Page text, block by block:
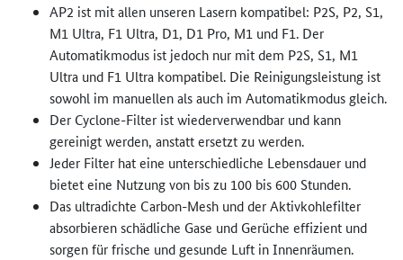
AP2 ist mit allen unseren Lasern kompatibel: P2S, P2, S1,
M1 Ultra, F1 Ultra, D1, D1 Pro, M1 und F1. Der
Automatikmodus ist jedoch nur mit dem P2S, S1, M1
Ultra und F1 Ultra kompatibel. Die Reinigungsleistung ist
sowohl im manuellen als auch im Automatikmodus gleich.
Der Cyclone-Filter ist wiederverwendbar und kann
gereinigt werden, anstatt ersetzt zu werden.
Jeder Filter hat eine unterschiedliche Lebensdauer und
bietet eine Nutzung von bis zu 100 bis 600 Stunden.
Das ultradichte Carbon-Mesh und der Aktivkohlefilter
absorbieren schädliche Gase und Gerüche effizient und
sorgen für frische und gesunde Luft in Innenräumen.